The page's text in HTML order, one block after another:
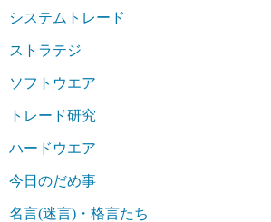
システムトレード
ストラテジ
ソフトウエア
トレード研究
ハードウエア
今日のだめ事
名言(迷言)・格言たち